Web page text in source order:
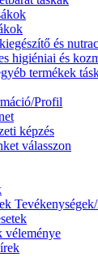
és
higiéniai és
termékek
Profil
képzés
válasszon
véleménye